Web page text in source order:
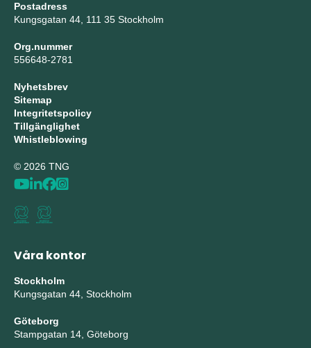
Postadress
Kungsgatan 44, 111 35 Stockholm
Org.nummer
556648-2781
Nyhetsbrev
Sitemap
Integritetspolicy
Tillgänglighet
Whistleblowing
© 2026 TNG
Våra kontor
Stockholm
Kungsgatan 44, Stockholm
Göteborg
Stampgatan 14, Göteborg